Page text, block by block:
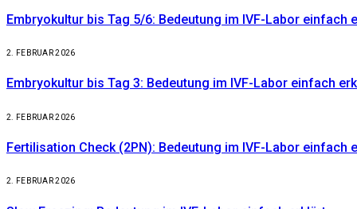
Embryokultur bis Tag 5/6: Bedeutung im IVF-Labor einfach
2. FEBRUAR 2026
Embryokultur bis Tag 3: Bedeutung im IVF-Labor einfach
2. FEBRUAR 2026
Fertilisation Check (2PN): Bedeutung im IVF-Labor einfach
2. FEBRUAR 2026